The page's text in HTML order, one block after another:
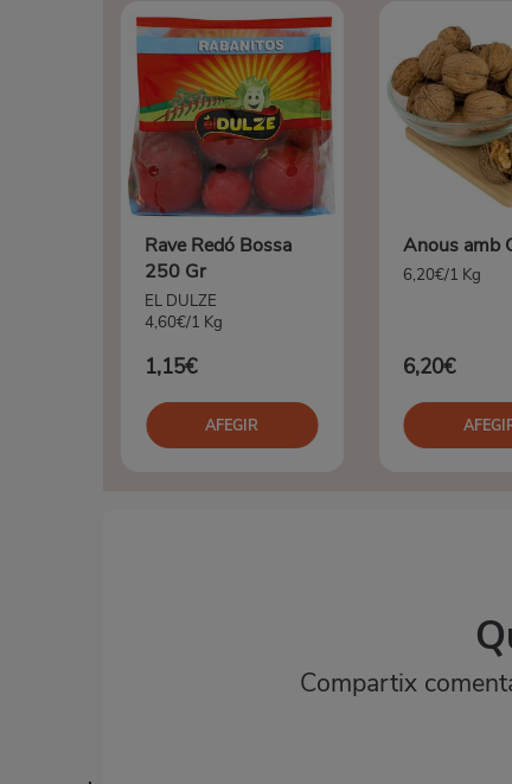
Rave Redó Bossa
250 Gr
EL DULZE
4,60€/1 Kg
1,15€
AFEGIR
Anous amb
6,20€/1 Kg
6,20€
Compartix